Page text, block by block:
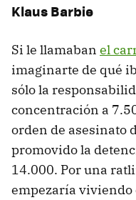
Klaus Barbie
Si le llamaban el
imaginarte de qué
sólo la
concentración a
orden de asesinato
promovido la
14.000. Por una
empezaría viviendo